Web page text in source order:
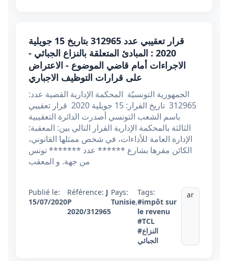
قرار تعقيبي عدد 312965 بتاريخ 15 جويلية
2020 : المبادئ المتعلقة بالنزاع الجبائي -
الاجراءات أمام قاضي الموضوع - الاعتراض
على قرارات التوظيف الاجباري
الجمهورية التونسيّة المحكمة الإدارية القضية عدد:
312965 تاريخ القرار: 15 جويلية 2020 قرار تعقيبي
باسم الشعب التونسي أصدرت الدائرة التعقيبية
الثالثة بالمحكمة الإدارية القرار التالي بين: المعقبة:
الإدارة العامة للأداءات، في شخص ممثلها القانوني،
الكائن مقرها بشارع ****** عدد ******* تونس
من جهة. و المعقب
Publié le:
15/07/2020
Référence: J
P
2020/312965
Pays:
Tunisie,
Tags:
#impôt sur
le revenu
#TCL
#النزاع
الجبائي
ar